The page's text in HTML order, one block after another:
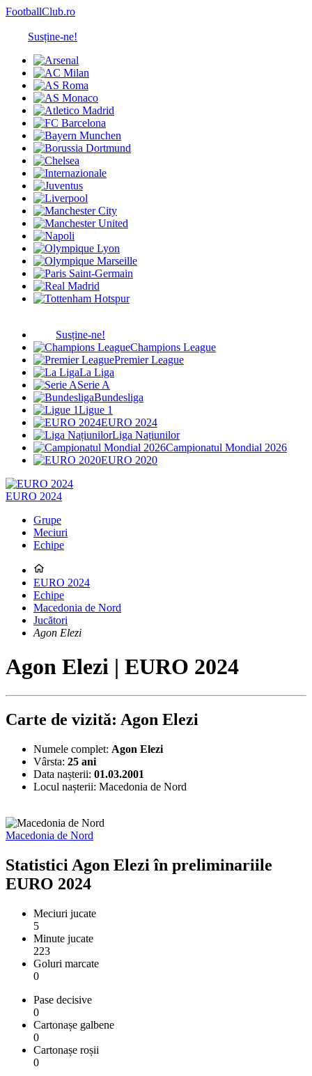
FootballClub.ro
Susține-ne!
Susține-ne!
Champions League
Premier League
La Liga
Serie A
Bundesliga
Ligue 1
EURO 2024
Liga Națiunilor
Campionatul Mondial 2026
EURO 2020
EURO 2024
Grupe
Meciuri
Echipe
EURO 2024
Echipe
Macedonia de Nord
Jucători
Agon Elezi
Agon Elezi | EURO 2024
Carte de vizită: Agon Elezi
Numele complet: Agon Elezi
Vârsta: 25 ani
Data nașterii: 01.03.2001
Locul nașterii: Macedonia de Nord
Macedonia de Nord
Statistici Agon Elezi în preliminariile
EURO 2024
Meciuri jucate
5
Minute jucate
223
Goluri marcate
0
Pase decisive
0
Cartonașe galbene
0
Cartonașe roșii
0